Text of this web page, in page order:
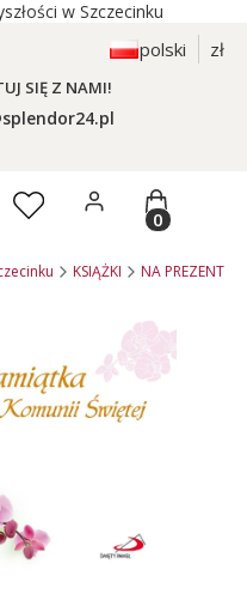
w Szczecinku
polski zł
SIĘ Z NAMI!
wyszukiwarkęProdukty
KSIĄŻKI NA PREZENT